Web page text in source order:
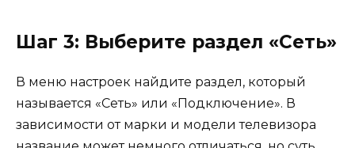
Шаг 3: Выберите раздел «Сеть»
В меню настроек найдите раздел, который
называется «Сеть» или «Подключение». В
зависимости от марки и модели телевизора